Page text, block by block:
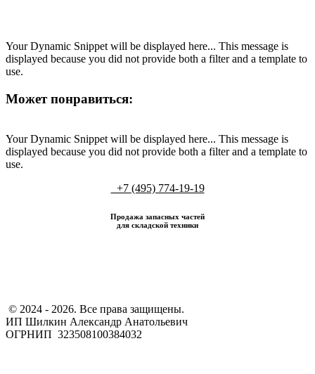
Your Dynamic Snippet will be displayed here... This message is
displayed because you did not provide both a filter and a template to
use.
Может понравиться:
Your Dynamic Snippet will be displayed here... This message is
displayed because you did not provide both a filter and a template to
use.
+7 (495) 774-19-19
Продажа запасных частей
для складской техники
​ © 2024 - 2026. Все права защищены.
ИП Шилкин Александр Анатольевич
ОГРНИП 323508100384032